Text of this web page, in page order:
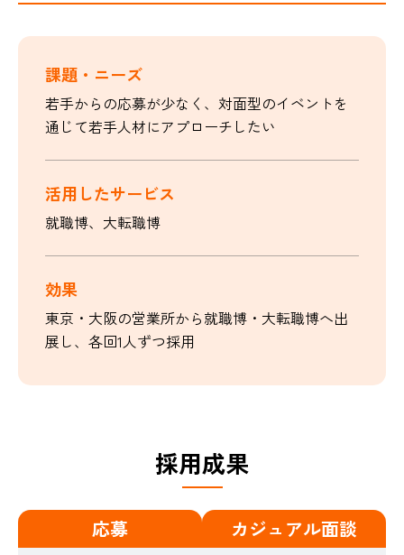
課題・ニーズ
若手からの応募が少なく、対面型のイベントを
通じて若手人材にアプローチしたい
活用したサービス
就職博、大転職博
効果
東京・大阪の営業所から就職博・大転職博へ出
展し、各回1人ずつ採用
採用成果​
応募 カジュアル面談